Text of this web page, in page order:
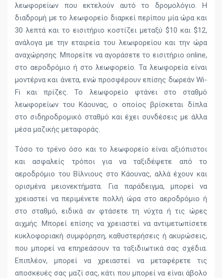
λεωφορείων που εκτελούν αυτό το δρομολόγιο. Η
διαδρομή με το λεωφορείο διαρκεί περίπου μία ώρα και
30 λεπτά και το εισιτήριο κοστίζει μεταξύ $10 και $12,
ανάλογα με την εταιρεία του λεωφορείου και την ώρα
αναχώρησης. Μπορείτε να αγοράσετε το εισιτήριο online,
στο αεροδρόμιο ή στο λεωφορείο. Τα λεωφορεία είναι
μοντέρνα και άνετα, ενώ προσφέρουν επίσης δωρεάν Wi-
Fi και πρίζες. Το λεωφορείο φτάνει στο σταθμό
λεωφορείων του Κάουνας, ο οποίος βρίσκεται δίπλα
στο σιδηροδρομικό σταθμό και έχει συνδέσεις με άλλα
μέσα μαζικής μεταφοράς.
Τόσο το τρένο όσο και το λεωφορείο είναι αξιόπιστοι
και ασφαλείς τρόποι για να ταξιδέψετε από το
αεροδρόμιο του Βίλνιους στο Κάουνας, αλλά έχουν και
ορισμένα μειονεκτήματα. Για παράδειγμα, μπορεί να
χρειαστεί να περιμένετε πολλή ώρα στο αεροδρόμιο ή
στο σταθμό, ειδικά αν φτάσετε τη νύχτα ή τις ώρες
αιχμής. Μπορεί επίσης να χρειαστεί να αντιμετωπίσετε
κυκλοφοριακή συμφόρηση, καθυστερήσεις ή ακυρώσεις,
που μπορεί να επηρεάσουν τα ταξιδιωτικά σας σχέδια.
Επιπλέον, μπορεί να χρειαστεί να μεταφέρετε τις
αποσκευές σας μαζί σας, κάτι που μπορεί να είναι άβολο